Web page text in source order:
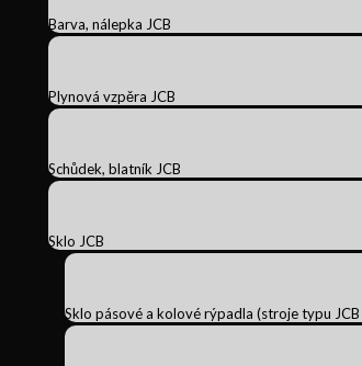
Barva, nálepka JCB
Plynová vzpěra JCB
Schůdek, blatník JCB
Sklo JCB
Sklo pásové a kolové rýpadla (stroje typu JCB